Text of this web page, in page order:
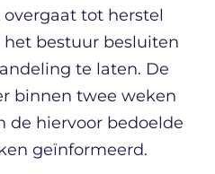
tot herstel
bestuur besluiten
te laten. De
binnen twee weken
de hiervoor bedoelde
geïnformeerd.